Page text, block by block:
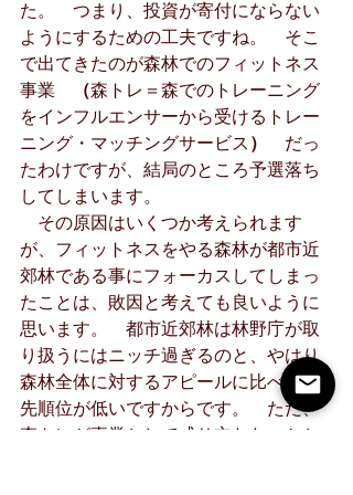
た。　つまり、投資が寄付にならない
ようにするための工夫ですね。　そこ
で出てきたのが森林でのフィットネス
事業
（森トレ＝森でのトレーニング
をインフルエンサーから受けるトレー
ニング・マッチングサービス ） だっ
たわけですが、結局のところ予選落ち
してしまいます。
その原因はいくつか考えられます
が、フィットネスをやる森林が都市近
郊林である事にフォーカスしてしまっ
たことは、敗因と考えても良いように
思います。　都市近郊林は林野庁が取
り扱うにはニッチ過ぎるのと、やはり
森林全体に対するアピールに比べて優
先順位が低いですからです。　ただ、
森トレが事業として成り立たないかと